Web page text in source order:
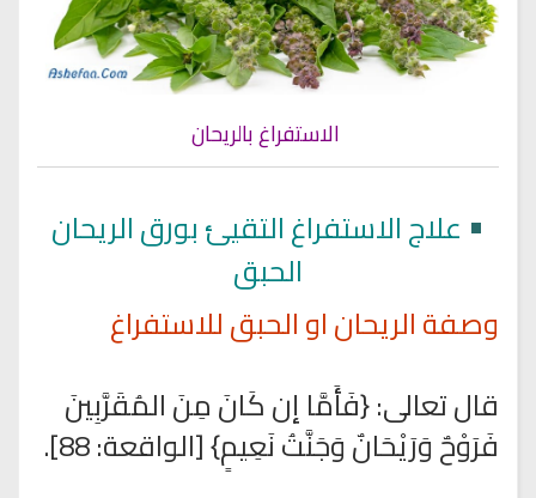
الاستفراغ بالريحان
• علاج الاستفراغ التقيئ بورق الريحان
الحبق
وصفة الريحان او الحبق للاستفراغ
قال تعالى: {فَأَمَّا إن كَانَ مِنَ المُقَرَّبِينَ
فَرَوْحٌ وَرَيْحَانٌ وَجَنَّتُ نَعِيمٍ} [الواقعة: 88].